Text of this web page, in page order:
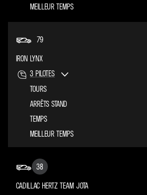
MEILLEUR TEMPS
79
3 PILOTES
IRON LYNX
TOURS
ARRÊTS STAND
TEMPS
MEILLEUR TEMPS
38
CADILLAC HERTZ TEAM JOTA